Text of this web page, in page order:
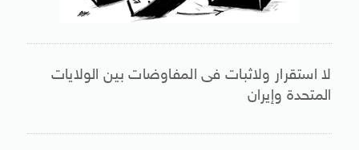
لا استقرار ولاثبات فى المفاوضات بين الولايات
المتحدة وإيران